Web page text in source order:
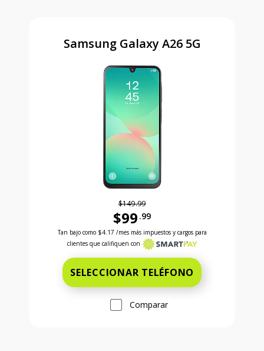
Samsung Galaxy A26 5G
$149.99
$99 .99
Antes el precio era 149 dollars and 99 cents
Tan bajo como $4.17 /mes más impuestos y cargos para
clientes que califiquen con
SELECCIONAR TELÉFONO
Comparar